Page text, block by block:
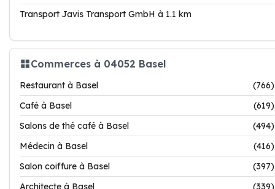
Transport Javis Transport GmbH à 1.1 km
Commerces à 04052 Basel
Restaurant à Basel
(766)
Café à Basel
(619)
Salons de thé café à Basel
(494)
Médecin à Basel
(416)
Salon coiffure à Basel
(397)
Architecte à Basel
(339)